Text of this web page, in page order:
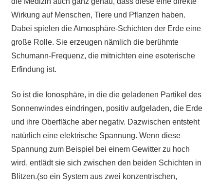
Wirkung auf Menschen, Tiere und Pflanzen haben.
Dabei spielen die Atmosphäre-Schichten der Erde eine
große Rolle. Sie erzeugen nämlich die berühmte
Schumann-Frequenz, die mitnichten eine esoterische
Erfindung ist.
So ist die Ionosphäre, in die die geladenen Partikel des
Sonnenwindes eindringen, positiv aufgeladen, die Erde
und ihre Oberfläche aber negativ. Dazwischen entsteht
natürlich eine elektrische Spannung. Wenn diese
Spannung zum Beispiel bei einem Gewitter zu hoch
wird, entlädt sie sich zwischen den beiden Schichten in
Blitzen.(so ein System aus zwei konzentrischen,